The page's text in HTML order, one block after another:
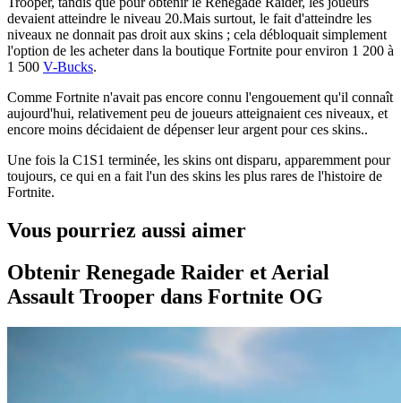
devaient atteindre le niveau 20.Mais surtout, le fait d'atteindre les
niveaux ne donnait pas droit aux skins ; cela débloquait simplement
l'option de les acheter dans la boutique Fortnite pour environ 1 200 à
1 500 V-Bucks.
Comme Fortnite n'avait pas encore connu l'engouement qu'il connaît
aujourd'hui, relativement peu de joueurs atteignaient ces niveaux, et
encore moins décidaient de dépenser leur argent pour ces skins..
Une fois la C1S1 terminée, les skins ont disparu, apparemment pour
toujours, ce qui en a fait l'un des skins les plus rares de l'histoire de
Fortnite.
Vous pourriez aussi aimer
Obtenir Renegade Raider et Aerial
Assault Trooper dans Fortnite OG